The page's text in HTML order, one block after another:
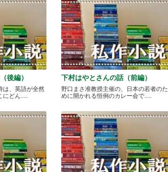
後編）
は、英語が全然
どん.....
下村はやとさんの話（前編）
野口まさ准教授主催の、日本の若者のた
めに開かれる恒例のカレー会で.....